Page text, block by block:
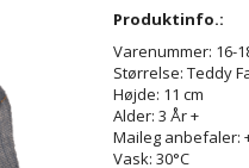
Produktinfo.:
Varenummer: 16-
Størrelse: Teddy
Højde: 11 cm
Alder: 3 År +
Maileg anbefaler:
Vask: 30°C